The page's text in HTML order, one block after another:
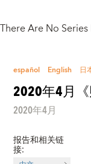
There Are No
español English 日
2020年4月
2020年4月
报告和相关链
接: